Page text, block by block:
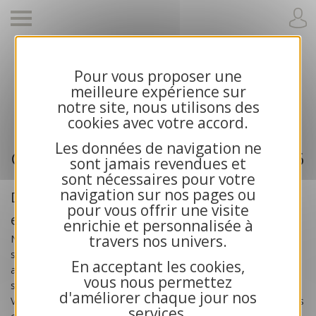
Pour vous proposer une
meilleure expérience sur
notre site, nous utilisons des
cookies avec votre accord.
Les données de navigation ne
sont jamais revendues et
sont nécessaires pour votre
navigation sur nos pages ou
pour vous offrir une visite
enrichie et personnalisée à
travers nos univers.
En acceptant les cookies,
vous nous permettez
d'améliorer chaque jour nos
Cartes de voeux 2026 et calendriers pour
entreprises
Cartes de voeux professionnelle 2026
Des cartes de voeux créées pour les
entreprises
Nos cartes de voeux professionnelles 2026
spécialement créées pour les
associations et les collectivités publiques. Toutes nos cartes
sont exclusives et bénéficient d’une impression haute qualité.
Vous recherchez des cartes de voeux solidaires ? Choisissez nos